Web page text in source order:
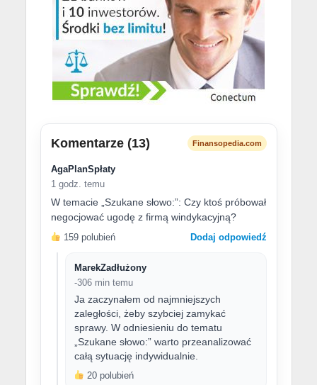
Komentarze (13) Finansopedia.com
AgaPlanSpłaty
1 godz. temu
W temacie „Szukane słowo:”: Czy ktoś próbował
negocjować ugodę z firmą windykacyjną?
159 polubień Dodaj odpowiedź
MarekZadłużony
-306 min temu
Ja zaczynałem od najmniejszych
zaległości, żeby szybciej zamykać
sprawy. W odniesieniu do tematu
„Szukane słowo:” warto przeanalizować
całą sytuację indywidualnie.
20 polubień